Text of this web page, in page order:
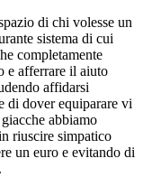
di chi volesse un
sistema di cui
completamente
e afferrare il aiuto
affidarsi
di dover equiparare vi
abbiamo
riuscire simpatico
un euro e evitando di